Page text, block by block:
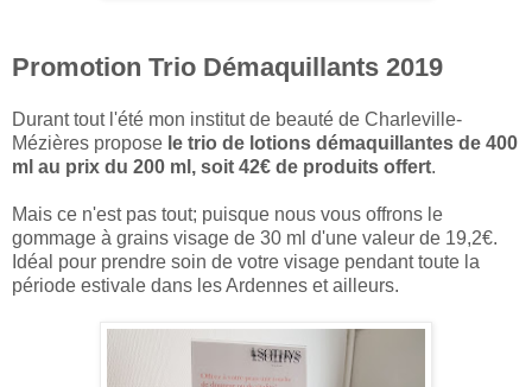
Promotion Trio Démaquillants 2019
Durant tout l'été mon institut de beauté de Charleville-
Mézières propose le trio de lotions démaquillantes de 400
ml au prix du 200 ml, soit 42€ de produits offert.
Mais ce n'est pas tout; puisque nous vous offrons le
gommage à grains visage de 30 ml d'une valeur de 19,2€.
Idéal pour prendre soin de votre visage pendant toute la
période estivale dans les Ardennes et ailleurs.